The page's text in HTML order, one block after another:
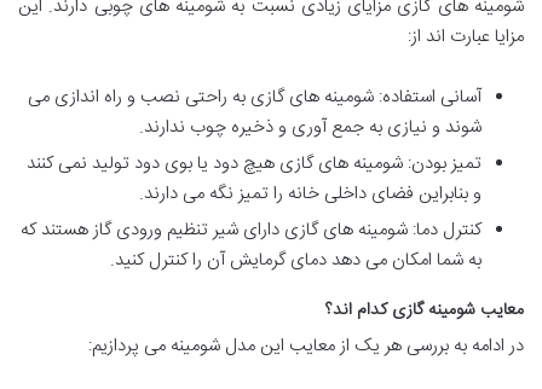
شومینه های گازی مزایای زیادی نسبت به شومینه های چوبی دارند. این
مزایا عبارت اند از:
آسانی استفاده: شومینه های گازی به راحتی نصب و راه اندازی می
شوند و نیازی به جمع آوری و ذخیره چوب ندارند.
تمیز بودن: شومینه های گازی هیچ دود یا بوی دود تولید نمی کنند
و بنابراین فضای داخلی خانه را تمیز نگه می دارند.
کنترل دما: شومینه های گازی دارای شیر تنظیم ورودی گاز هستند که
به شما امکان می دهد دمای گرمایش آن را کنترل کنید.
معایب شومینه گازی کدام اند؟
در ادامه به بررسی هر یک از معایب این مدل شومینه می پردازیم: